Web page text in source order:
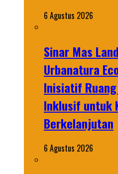
6 Agustus 2026
Sinar Mas
Urbanatura
Inisiatif
Inklusif untuk
Berkelanjutan
6 Agustus 2026